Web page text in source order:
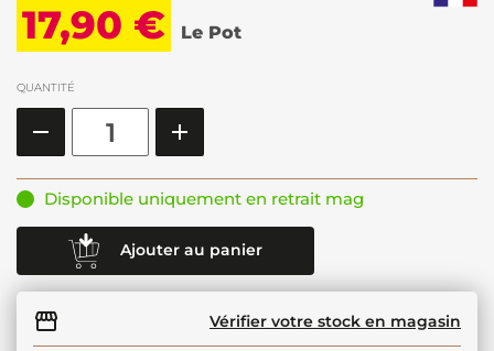
17,90 € Le Pot
QUANTITÉ
Disponible uniquement en retrait mag
Ajouter au panier
Vérifier votre stock en magasin